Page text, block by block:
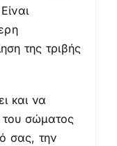
της τριβής
και να
του σώματος
σας, την